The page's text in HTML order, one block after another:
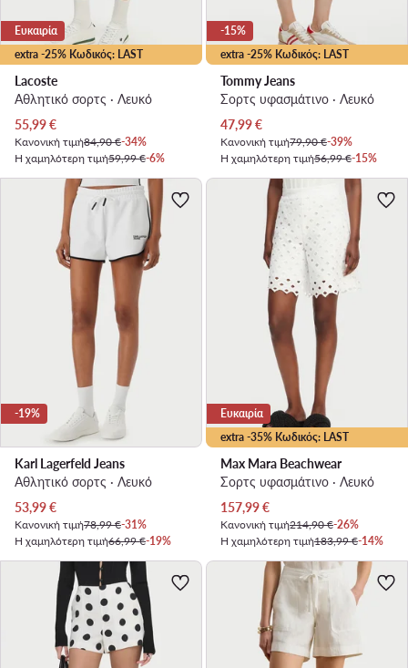
extra -25% Κωδικός: LAST
Ευκαιρία
Lacoste
Αθλητικό σορτς · Λευκό
Τρέχουσα τιμή
55,99€
Κανονική τιμή84,90 €-34%
Η χαμηλότερη τιμή59,99 €-6%
extra -25% Κωδικός: LAST
-15%
Tommy Jeans
Σορτς υφασμάτινο · Λευκό
Τρέχουσα τιμή
47,99€
Κανονική τιμή79,90 €-39%
Η χαμηλότερη τιμή56,99 €-15%
-19%
Karl Lagerfeld Jeans
Αθλητικό σορτς · Λευκό
Τρέχουσα τιμή
53,99€
Κανονική τιμή78,99 €-31%
Η χαμηλότερη τιμή66,99 €-19%
extra -35% Κωδικός: LAST
Ευκαιρία
Max Mara Beachwear
Σορτς υφασμάτινο · Λευκό
Τρέχουσα τιμή
157,99€
Κανονική τιμή214,90 €-26%
Η χαμηλότερη τιμή183,99 €-14%